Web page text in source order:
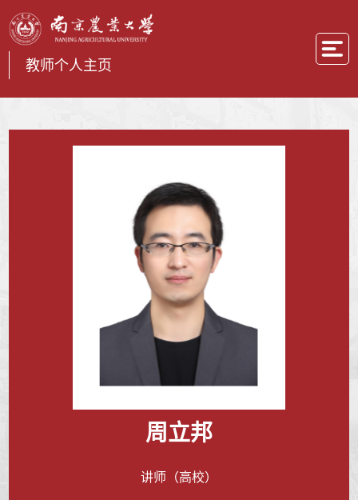
教师个人主页
周立邦
讲师（高校）